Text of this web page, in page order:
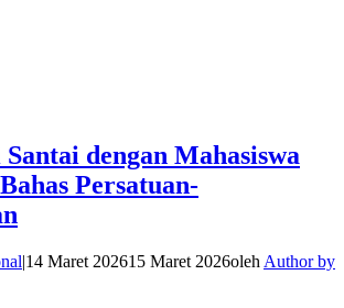
dengan Mahasiswa
Persatuan-
|14 Maret 202615 Maret 2026oleh Author by